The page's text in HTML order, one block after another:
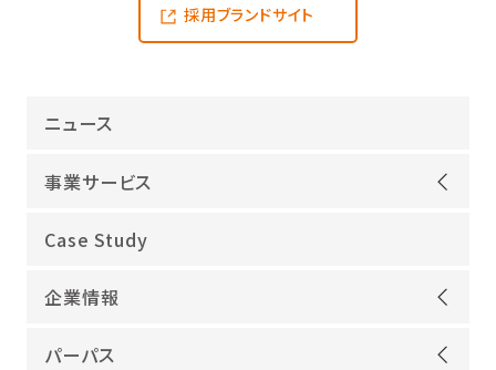
採用ブランドサイト
ニュース
事業サービス
オープンアップグループが選ばれる理由
ITインフラ
IT開発
Case Study
企業情報
ごあいさつ
パーパス